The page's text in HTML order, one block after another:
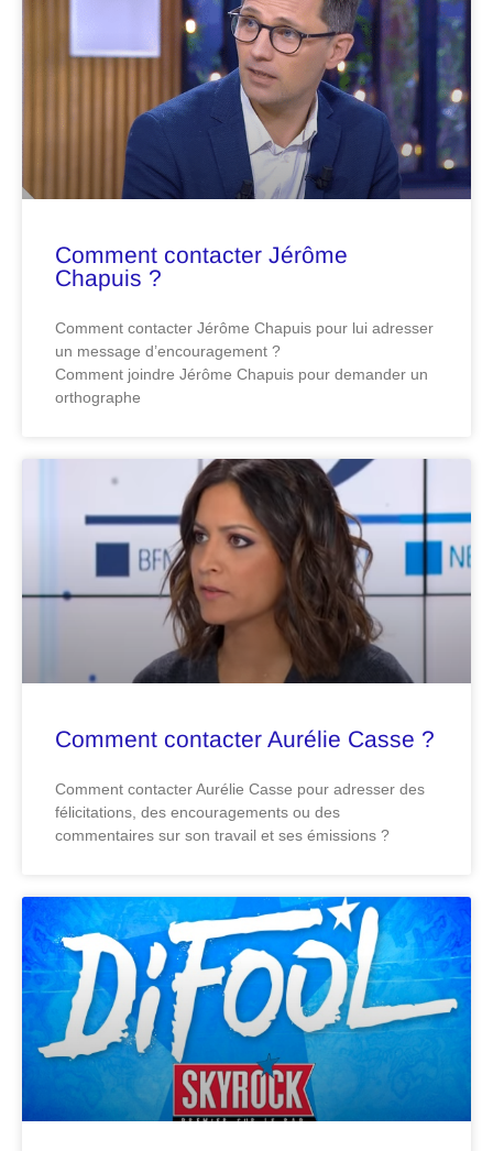
Comment contacter Jérôme
Chapuis ?
Comment contacter Jérôme Chapuis pour lui adresser
un message d’encouragement ?
Comment joindre Jérôme Chapuis pour demander un
orthographe
Comment contacter Aurélie Casse ?
Comment contacter Aurélie Casse pour adresser des
félicitations, des encouragements ou des
commentaires sur son travail et ses émissions ?